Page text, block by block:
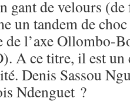
gant de velours
un tandem de choc
de l’axe Ollombo-
A ce titre, il est
Denis Sassou
Ndenguet ?